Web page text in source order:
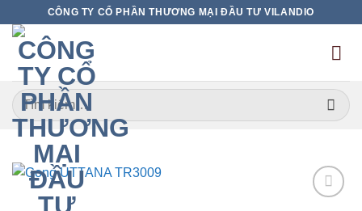
qua
dung
CÔNG TY CỔ PHẦN THƯƠNG MẠI ĐẦU TƯ VILANDIO
Tìm
kiếm: